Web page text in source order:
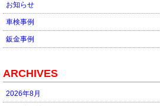
お知らせ
車検事例
鈑金事例
ARCHIVES
2026年8月